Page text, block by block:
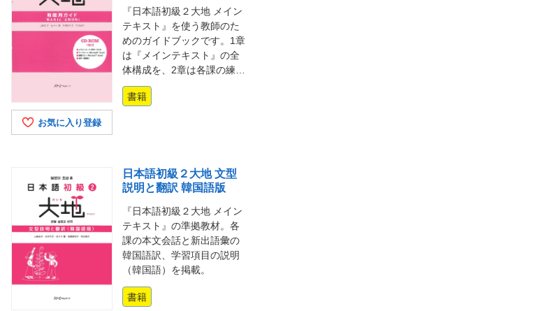
お気に入り登録
『日本語初級２大地 メイン
テキスト』を使う教師のた
めのガイドブックです。1章
は『メインテキスト』の全
体構成を、2章は各課の練…
書籍
日本語初級２大地 文型
説明と翻訳 韓国語版
『日本語初級２大地 メイン
テキスト』の準拠教材。各
課の本文会話と新出語彙の
韓国語訳、学習項目の説明
（韓国語）を掲載。
書籍